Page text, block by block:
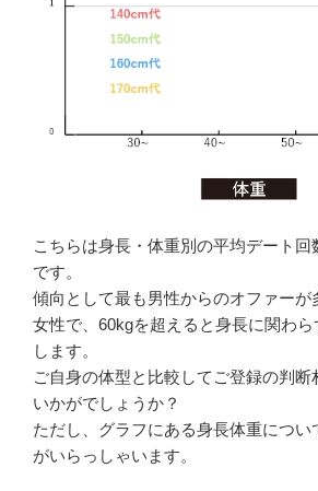
こちらは身長・体重別の平均デート回
です。
傾向として最も男性からのオファーが
女性で、60kgを超えると身長に関わ
します。
ご自身の体型と比較してご登録の判断
いかがでしょうか？
ただし、グラフにある身長体重につい
がいらっしゃいます。